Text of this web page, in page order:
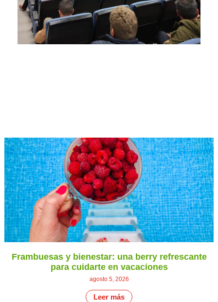
Frambuesas y bienestar: una berry refrescante
para cuidarte en vacaciones
agosto 5, 2026
Leer más